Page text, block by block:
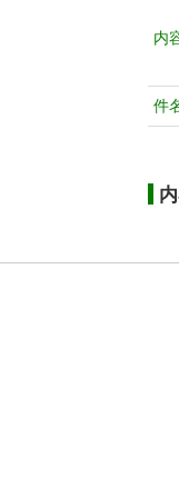
内
件